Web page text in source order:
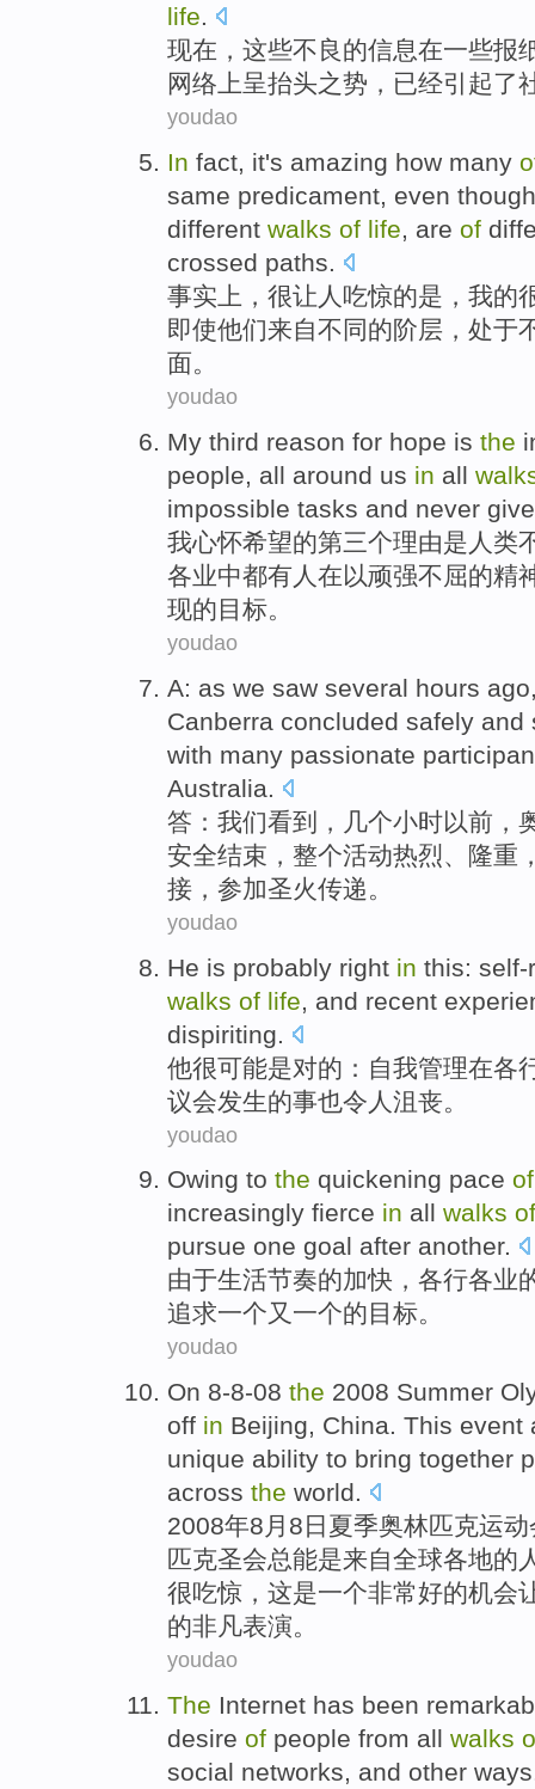
life.
现在 ， 这些不良的信息在一些报
网络上呈抬头之势， 已经引起了
youdao
In fact, it's amazing how many
same predicament, even though
different walks of life, are of
crossed paths.
事实上 ， 很让人吃惊的是， 我的
即使他们来自不同的阶层 ，处于
面。
youdao
My third reason for hope is the
people, all around us in all
impossible tasks and never
我心怀希望的第三个理由是 人类
各业中都有人 在以顽强不屈的精
现的目标。
youdao
A: as we saw several hours ago
Canberra concluded safely and
with many passionate
Australia.
答 ： 我们看到 ， 几个小时以前 ，
安全结束，整个活动热烈、 隆重
接 ， 参加圣火传递。
youdao
He is probably right in this: self-
walks of life , and recent
dispiriting
他很可能是对的： 自我管理在各
议会发生的事也令人 沮丧。
youdao
Owing to the quickening pace of
increasingly fierce in all walks of
pursue one goal after another.
由于生活节奏的加快 ， 各行各业
追求一个又一个的目标。
youdao
On 8-8-08 the 2008 Summer
off in Beijing, China. This event
unique ability to bring together
across the world.
2008年8月8日 夏季奥林匹克运动
匹克圣会总能是来自全球各地的
很吃惊 ， 这是一个非常好的机会
的非凡表演。
youdao
The Internet has been
desire of people from all walks
social networks, and other ways